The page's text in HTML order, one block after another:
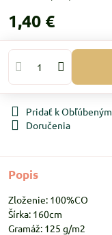
1,40 €
Pridať k Obľúbeným
Doručenia
Popis
Zloženie: 100%CO
Šírka: 160cm
Gramáž: 125 g/m2